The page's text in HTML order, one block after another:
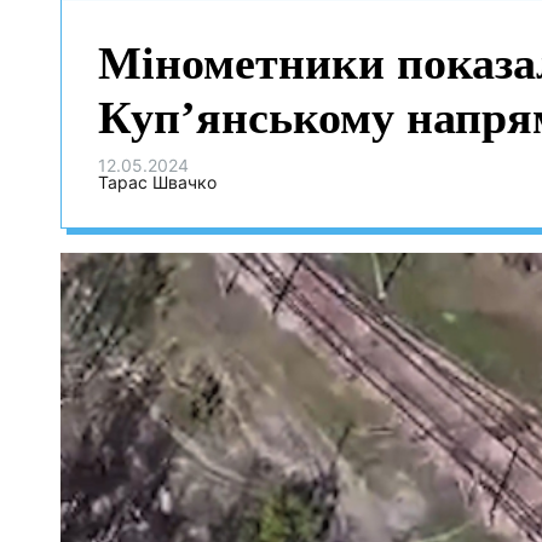
Мінометники
Куп’янському
12.05.2024
Тарас Швачко